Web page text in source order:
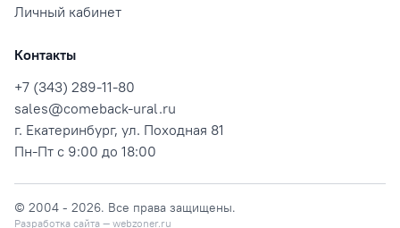
Личный кабинет
Контакты
+7 (343) 289-11-80
sales@comeback-ural.ru
г. Екатеринбург, ул. Походная 81
Пн-Пт с 9:00 до 18:00
© 2004 - 2026. Все права защищены.
Разработка сайта — webzoner.ru